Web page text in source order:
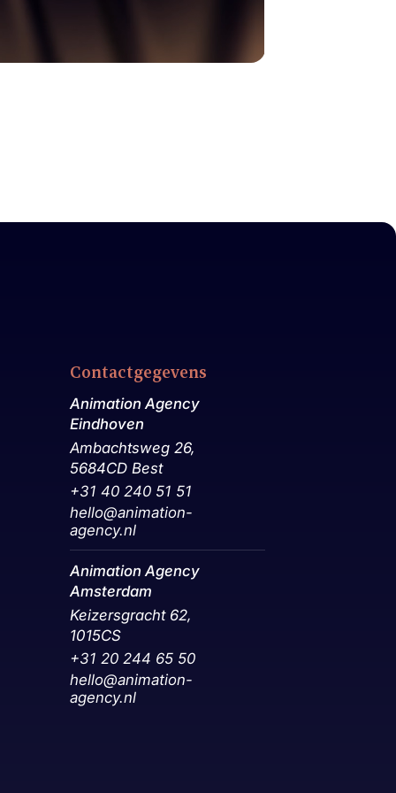
Contactgegevens
Animation Agency
Eindhoven
Ambachtsweg 26,
5684CD Best
+31 40 240 51 51
hello@animation-
agency.nl
Animation Agency
Amsterdam
Keizersgracht 62,
1015CS
+31 20 244 65 50‬
hello@animation-
agency.nl